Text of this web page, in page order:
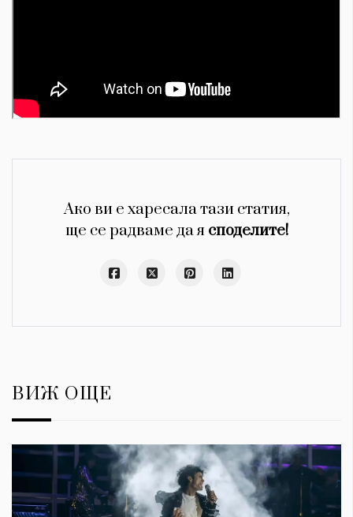
Ако ви е харесала тази статия,
ще се радваме да я споделите!
ВИЖ ОЩЕ